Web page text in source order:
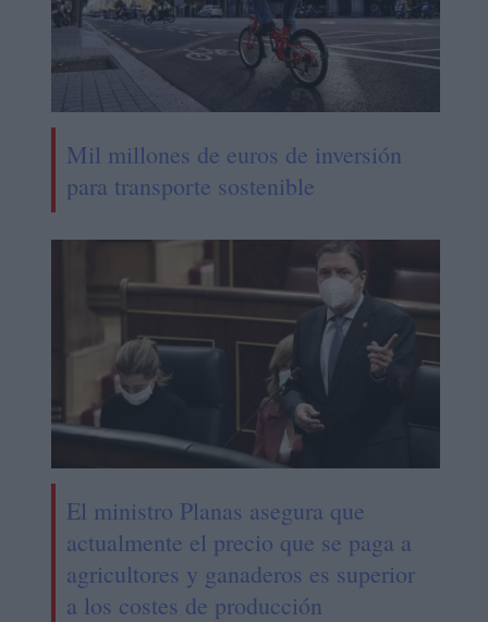
Mil millones de euros de inversión
para transporte sostenible
El ministro Planas asegura que
actualmente el precio que se paga a
agricultores y ganaderos es superior
a los costes de producción